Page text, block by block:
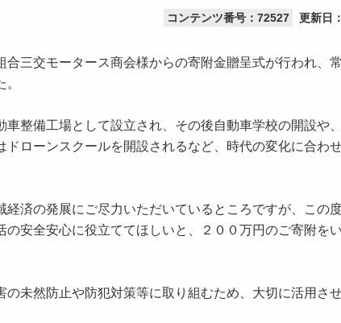
コンテンツ番号：72527 更新日：
三交モータース商会様からの寄附金贈呈式が行われ、
整備工場として設立され、その後自動車学校の開設や
ローンスクールを開設されるなど、時代の変化に合わ
済の発展にご尽力いただいているところですが、この
安全安心に役立ててほしいと、２００万円のご寄附を
未然防止や防犯対策等に取り組むため、大切に活用さ